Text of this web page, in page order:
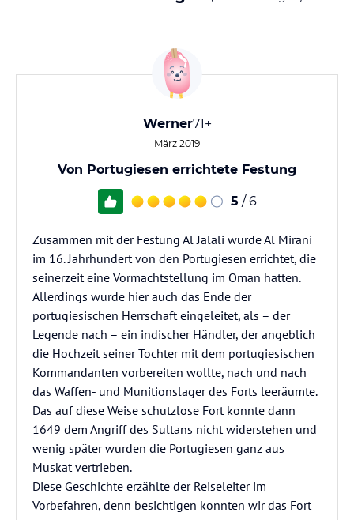
Werner71+
März 2019
Von Portugiesen errichtete Festung
5 / 6
Zusammen mit der Festung Al Jalali wurde Al Mirani
im 16. Jahrhundert von den Portugiesen errichtet, die
seinerzeit eine Vormachtstellung im Oman hatten.
Allerdings wurde hier auch das Ende der
portugiesischen Herrschaft eingeleitet, als – der
Legende nach – ein indischer Händler, der angeblich
die Hochzeit seiner Tochter mit dem portugiesischen
Kommandanten vorbereiten wollte, nach und nach
das Waffen- und Munitionslager des Forts leeräumte.
Das auf diese Weise schutzlose Fort konnte dann
1649 dem Angriff des Sultans nicht widerstehen und
wenig später wurden die Portugiesen ganz aus
Muskat vertrieben.
Diese Geschichte erzählte der Reiseleiter im
Vorbefahren, denn besichtigen konnten wir das Fort